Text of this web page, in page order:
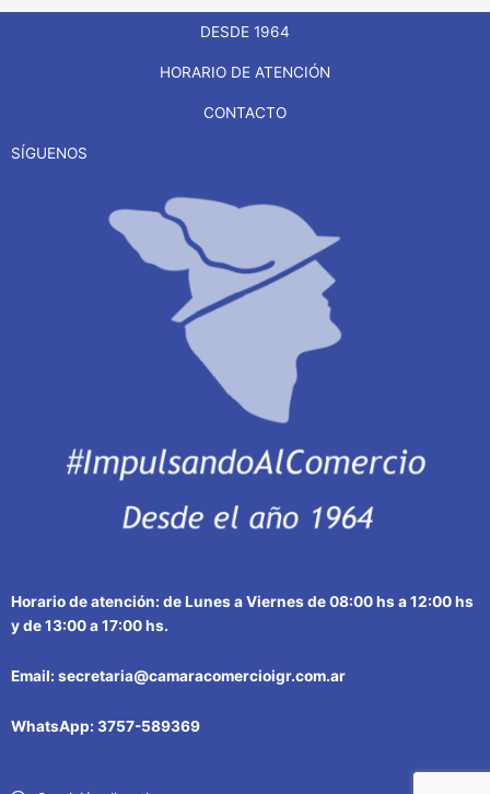
DESDE 1964
HORARIO DE ATENCIÓN
CONTACTO
SÍGUENOS
Horario de atención: de Lunes a Viernes de 08:00 hs a 12:00 hs
y de 13:00 a 17:00 hs.
Email: secretaria@camaracomercioigr.com.ar
WhatsApp: 3757-589369